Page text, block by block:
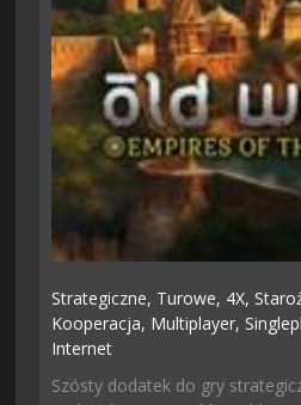
Strategiczne, Turowe, 4X,
Kooperacja, Multiplayer,
Internet
Szósty dodatek do gry